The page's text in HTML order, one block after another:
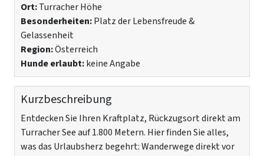
Ort:Turracher Höhe
Besonderheiten:Platz der Lebensfreude &
Gelassenheit
Region:Österreich
Hunde erlaubt:keine Angabe
Kurzbeschreibung
Entdecken Sie Ihren Kraftplatz, Rückzugsort direkt am
Turracher See auf 1.800 Metern. Hier finden Sie alles,
was das Urlaubsherz begehrt: Wanderwege direkt vor